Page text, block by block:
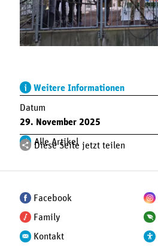
Weitere Informationen
Datum
29. November 2025
Alle Artikel
Diese Seite jetzt teilen
Facebook
Family
Kontakt